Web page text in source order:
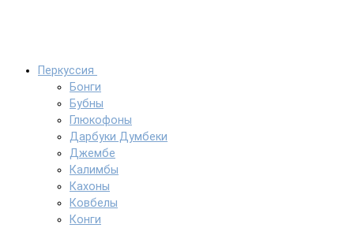
Перкуссия
Бонги
Бубны
Глюкофоны
Дарбуки Думбеки
Джембе
Калимбы
Кахоны
Ковбелы
Конги